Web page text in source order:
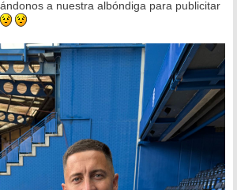
a nuestra albóndiga para publicitar